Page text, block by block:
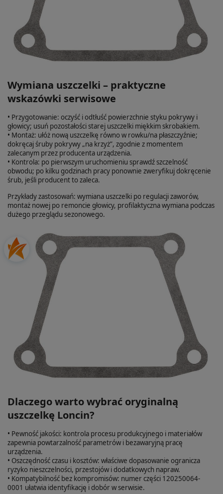
Wymiana uszczelki – praktyczne
wskazówki serwisowe
• Przygotowanie: oczyść i odtłuść powierzchnie styku pokrywy i
głowicy; usuń pozostałości starej uszczelki miękkim skrobakiem.
• Montaż: ułóż nową uszczelkę równo w rowku/na płaszczyźnie;
dokręcaj śruby pokrywy „na krzyż”, zgodnie z momentem
zalecanym przez producenta urządzenia.
• Kontrola: po pierwszym uruchomieniu sprawdź szczelność
obwodu; po kilku godzinach pracy ponownie zweryfikuj dokręcenie
śrub, jeśli producent to zaleca.
Przykłady zastosowań: wymiana uszczelki po regulacji zaworów,
montaż nowej po remoncie głowicy, profilaktyczna wymiana podczas
dużego przeglądu sezonowego.
Dlaczego warto wybrać oryginalną
uszczelkę Loncin?
• Pewność jakości: kontrola procesu produkcyjnego i materiałów
zapewnia powtarzalność parametrów i bezawaryjną pracę
urządzenia.
• Oszczędność czasu i kosztów: właściwe dopasowanie ogranicza
ryzyko nieszczelności, przestojów i dodatkowych napraw.
• Kompatybilność bez kompromisów: numer części 120250064-
0001 ułatwia identyfikację i dobór w serwisie.